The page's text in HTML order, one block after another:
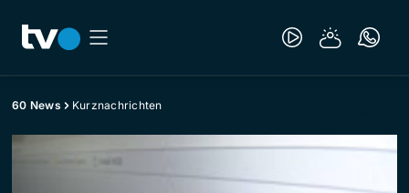
60 News Kurznachrichten